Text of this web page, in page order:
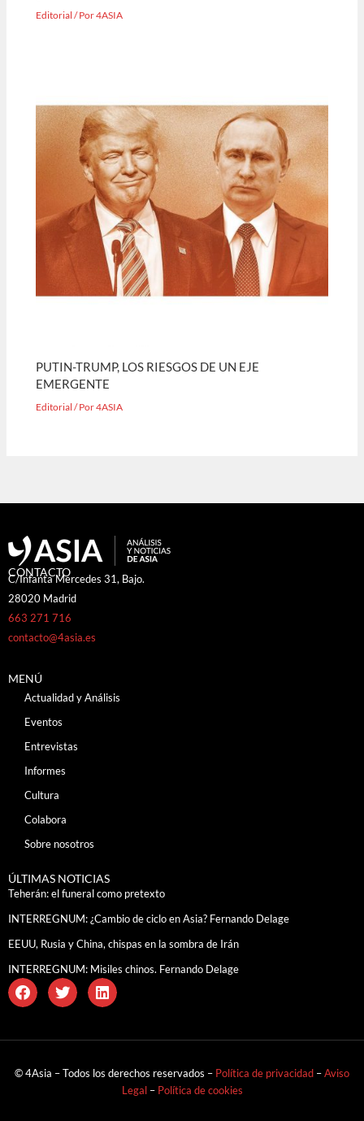
Editorial / Por4ASIA
PUTIN-TRUMP, LOS RIESGOS DE UN EJE
EMERGENTE
Editorial / Por4ASIA
CONTACTO
C/Infanta Mercedes 31, Bajo.
28020 Madrid
663 271 716
contacto@4asia.es
MENÚ
Actualidad y Análisis
Eventos
Entrevistas
Informes
Cultura
Colabora
Sobre nosotros
ÚLTIMAS NOTICIAS
Teherán: el funeral como pretexto
INTERREGNUM: ¿Cambio de ciclo en Asia? Fernando Delage
EEUU, Rusia y China, chispas en la sombra de Irán
INTERREGNUM: Misiles chinos. Fernando Delage
© 4Asia – Todos los derechos reservados – Política de privacidad –Aviso
Legal – Política de cookies